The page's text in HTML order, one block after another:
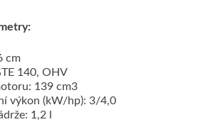
cm
140, OHV
139 cm3
výkon (kW/hp): 3/4,0
1,2 l